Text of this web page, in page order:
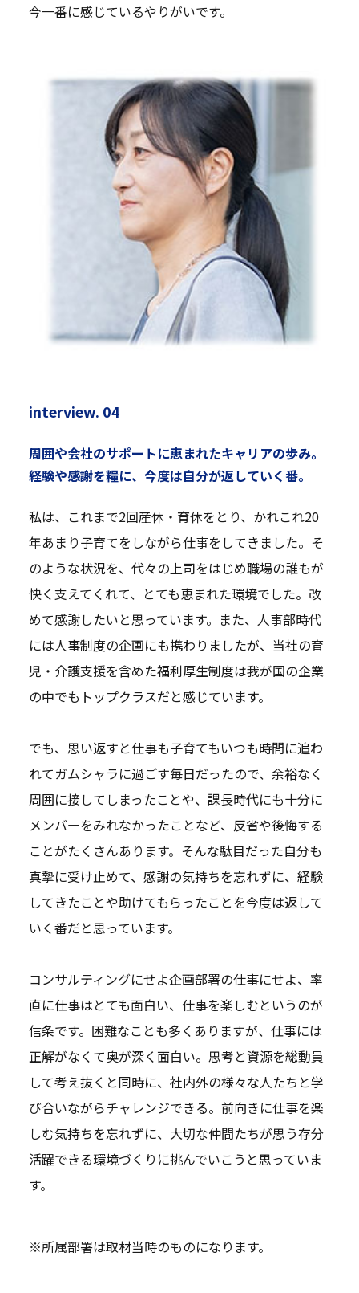
今一番に感じているやりがいです。
interview. 04
周囲や会社のサポートに恵まれたキャリアの歩み。
経験や感謝を糧に、今度は自分が返していく番。
私は、これまで2回産休・育休をとり、かれこれ20
年あまり子育てをしながら仕事をしてきました。そ
のような状況を、代々の上司をはじめ職場の誰もが
快く支えてくれて、とても恵まれた環境でした。改
めて感謝したいと思っています。また、人事部時代
には人事制度の企画にも携わりましたが、当社の育
児・介護支援を含めた福利厚生制度は我が国の企業
の中でもトップクラスだと感じています。
でも、思い返すと仕事も子育てもいつも時間に追わ
れてガムシャラに過ごす毎日だったので、余裕なく
周囲に接してしまったことや、課長時代にも十分に
メンバーをみれなかったことなど、反省や後悔する
ことがたくさんあります。そんな駄目だった自分も
真摯に受け止めて、感謝の気持ちを忘れずに、経験
してきたことや助けてもらったことを今度は返して
いく番だと思っています。
コンサルティングにせよ企画部署の仕事にせよ、率
直に仕事はとても面白い、仕事を楽しむというのが
信条です。困難なことも多くありますが、仕事には
正解がなくて奥が深く面白い。思考と資源を総動員
して考え抜くと同時に、社内外の様々な人たちと学
び合いながらチャレンジできる。前向きに仕事を楽
しむ気持ちを忘れずに、大切な仲間たちが思う存分
活躍できる環境づくりに挑んでいこうと思っていま
す。
※所属部署は取材当時のものになります。